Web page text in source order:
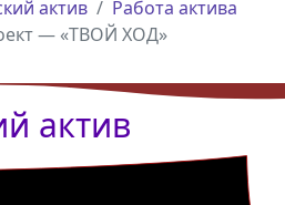
актив
Работа актива
— «ТВОЙ ХОД»
актив